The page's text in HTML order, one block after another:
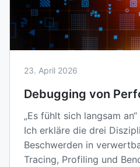
23. April 2026
Debugging von
„Es fühlt sich langsam
Ich erkläre die drei
Beschwerden in
Tracing, Profiling und